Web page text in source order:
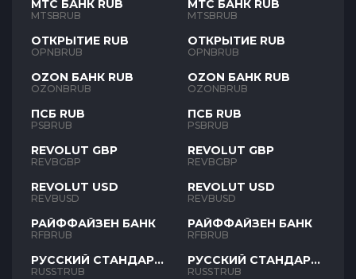
МТС БАНК RUB
MTSBRUB
ОТКРЫТИЕ RUB
OPNBRUB
OZON БАНК RUB
OZONBRUB
ПСБ RUB
PSBRUB
REVOLUT GBP
REVBGBP
REVOLUT USD
REVBUSD
РАЙФФАЙЗЕН БАНК
RFBRUB
РУССКИЙ СТАНДАРТ
RUB
RUSSTRUB
МТС БАНК RUB
MTSBRUB
ОТКРЫТИЕ RUB
OPNBRUB
OZON БАНК RUB
OZONBRUB
ПСБ RUB
PSBRUB
REVOLUT GBP
REVBGBP
REVOLUT USD
REVBUSD
РАЙФФАЙЗЕН БАНК
RFBRUB
РУССКИЙ СТАНДАРТ
RUB
RUSSTRUB